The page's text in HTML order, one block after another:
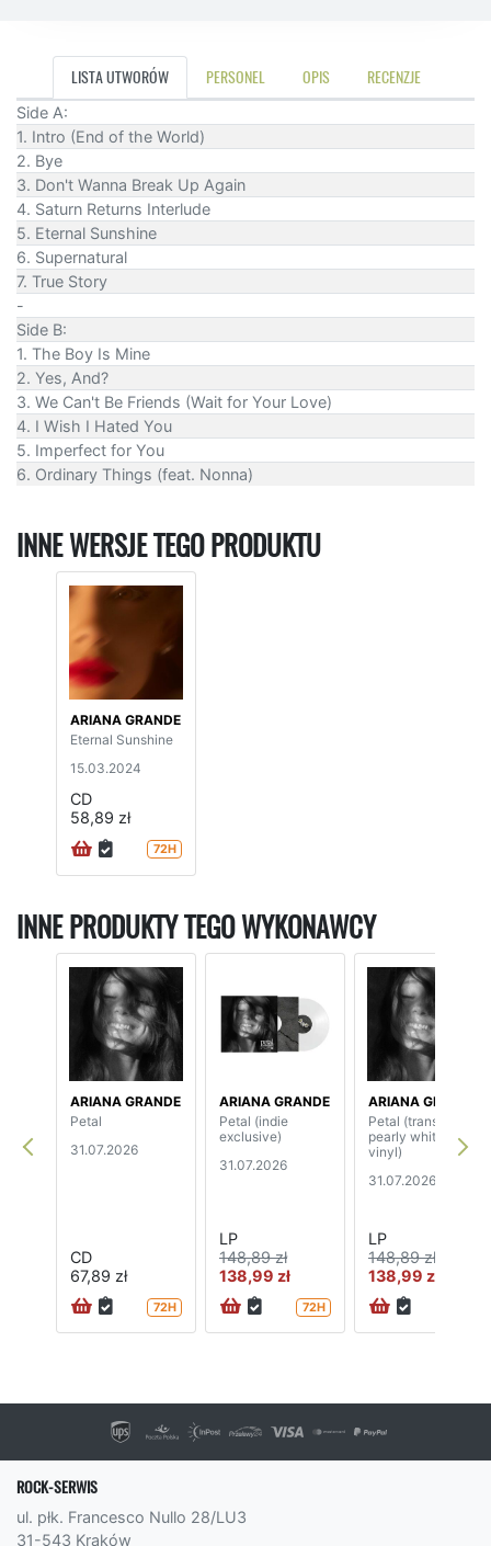
LISTA UTWORÓW PERSONEL OPIS RECENZJE
Side A:
1. Intro (End of the World)
2. Bye
3. Don't Wanna Break Up Again
4. Saturn Returns Interlude
5. Eternal Sunshine
6. Supernatural
7. True Story
-
Side B:
1. The Boy Is Mine
2. Yes, And?
3. We Can't Be Friends (Wait for Your Love)
4. I Wish I Hated You
5. Imperfect for You
6. Ordinary Things (feat. Nonna)
INNE WERSJE TEGO PRODUKTU
ARIANA GRANDE
Eternal Sunshine
15.03.2024
CD
58,89 zł
72H
INNE PRODUKTY TEGO WYKONAWCY
ARIANA GRANDE
Petal
31.07.2026
CD
67,89 zł
72H
ARIANA GRANDE
Petal (indie
exclusive)
31.07.2026
LP
148,89 zł
138,99 zł
72H
ARIANA GRANDE
Petal (translucent
pearly white
vinyl)
31.07.2026
LP
148,89 zł
138,99 zł
ROCK-SERWIS
ul. płk. Francesco Nullo 28/LU3
31-543 Kraków